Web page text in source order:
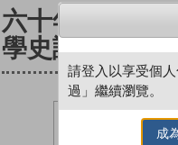
六十年欄杆拍
學史說唐滌生
請登入以享受個
過」繼續瀏覽。
成